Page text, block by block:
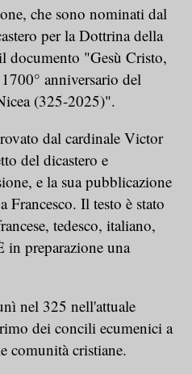
che sono nominati dal
per la Dottrina della
documento "Gesù Cristo,
anniversario del
(325-2025)".
dal cardinale Victor
del dicastero e
e la sua pubblicazione
Francesco. Il testo è stato
tedesco, italiano,
in preparazione una
nel 325 nell'attuale
dei concili ecumenici a
comunità cristiane.